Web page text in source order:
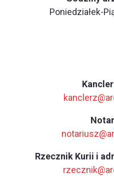
Poniedziałek-
Rzecznik Kurii i